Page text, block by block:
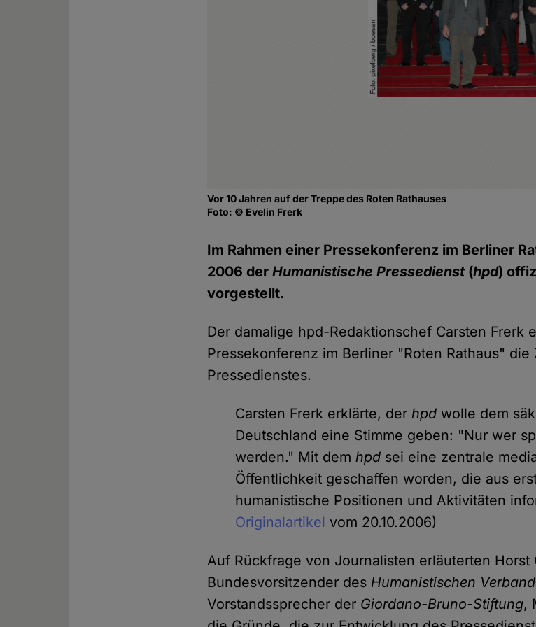
Vor 10 Jahren auf der Treppe des Roten Rathauses
Foto: © Evelin Frerk
Im Rahmen einer Pressekonferenz im Berliner
2006 derHumanistische Pressedienst(hpd)
vorgestellt.
Der damalige hpd-Redaktionschef Carsten Frerk
Pressekonferenz im Berliner "Roten Rathaus"
Pressedienstes.
Carsten Frerk erklärte, derhpd wolle dem
Deutschland eine Stimme geben: "Nur wer
werden." Mit demhpd sei eine zentrale
Öffentlichkeit geschaffen worden, die aus
humanistische Positionen und Aktivitäten
Originalartikel vom 20.10.2006)
Auf Rückfrage von Journalisten erläuterten Horst
Bundesvorsitzender des Humanistischen
Vorstandssprecher der Giordano-Bruno-Stiftung,